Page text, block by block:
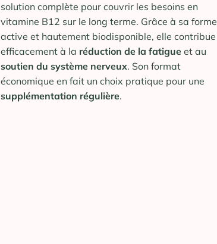
solution complète pour couvrir les besoins en
vitamine B12 sur le long terme. Grâce à sa forme
active et hautement biodisponible, elle contribue
efficacement à la réduction de la fatigue et au
soutien du système nerveux. Son format
économique en fait un choix pratique pour une
supplémentation régulière.